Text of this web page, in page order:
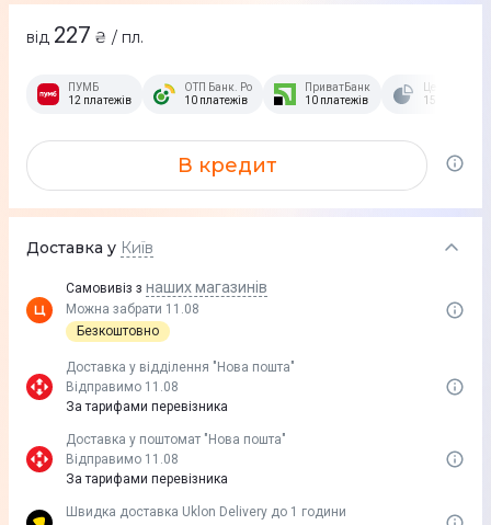
від 227 ₴ / пл.
ПУМБ
12 платежів
ОТП Банк. Розстрочка Скибочка.
10 платежів
ПриватБанк
10 платежів
15 платежів
В кредит
Доставка у Київ
Самовивіз з наших магазинів
Можна забрати 11.08
Безкоштовно
Доставка у вiддiлення "Нова пошта"
Відправимо 11.08
За тарифами перевізника
Доставка у поштомат "Нова пошта"
Відправимо 11.08
За тарифами перевізника
Швидка доставка Uklon Delivery до 1 години